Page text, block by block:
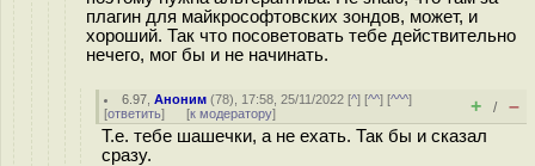
плагин для майкрософтовских зондов, может, и
хороший. Так что посоветовать тебе действительно
нечего, мог бы и не начинать.
6.97 ,Аноним (78), 17:58, 25/11/2022 [^] [^^] [^^^]
[ответить] [к модератору] + / –
Т.е. тебе шашечки, а не ехать. Так бы и сказал
сразу.